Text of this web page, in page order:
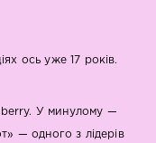
ось уже 17 років.
У минулому —
— одного з лідерів